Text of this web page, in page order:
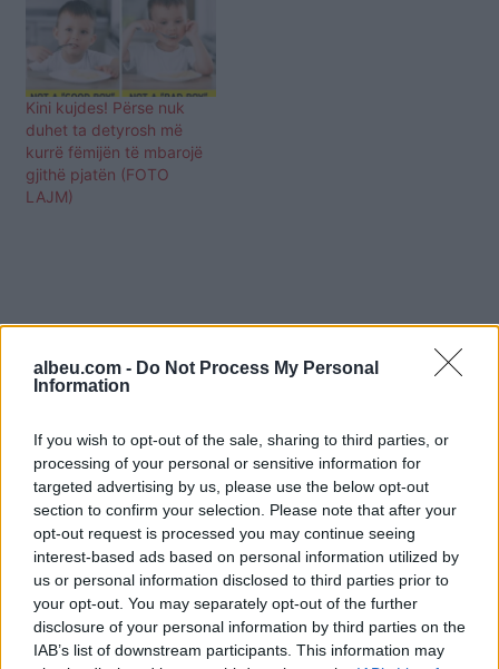
albeu.com - Do Not Process My Personal
Information
If you wish to opt-out of the sale, sharing to third parties, or
processing of your personal or sensitive information for
targeted advertising by us, please use the below opt-out
section to confirm your selection. Please note that after your
opt-out request is processed you may continue seeing
interest-based ads based on personal information utilized by
us or personal information disclosed to third parties prior to
your opt-out. You may separately opt-out of the further
disclosure of your personal information by third parties on the
IAB’s list of downstream participants. This information may
Kini kujdes! Përse nuk
duhet ta detyrosh më
kurrë fëmijën të mbarojë
gjithë pjatën (FOTO
LAJM)
Shtuarmë20.12.2022 11:24
Tags:
arsye , femija refuzon te haje ,
keshilla , Pese arsye